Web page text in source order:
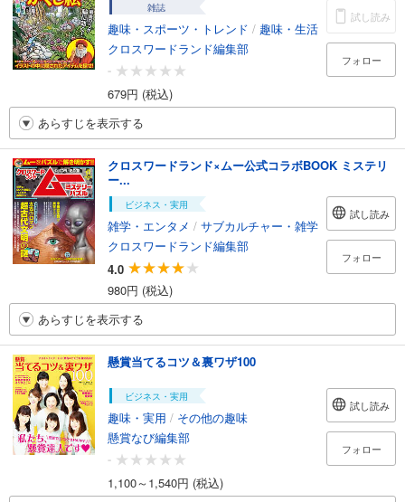
雑誌
趣味・スポーツ・トレンド / 趣味・生活
クロスワードランド編集部
-
679円 (税込)
試し読み
フォロー
あらすじを表示する
クロスワードランド×ムー公式コラボBOOK ミステリ
ー...
ビジネス・実用
雑学・エンタメ / サブカルチャー・雑学
クロスワードランド編集部
4.0
980円 (税込)
試し読み
フォロー
あらすじを表示する
懸賞当てるコツ＆裏ワザ100
ビジネス・実用
趣味・実用 / その他の趣味
懸賞なび編集部
-
1,100～1,540円 (税込)
試し読み
フォロー